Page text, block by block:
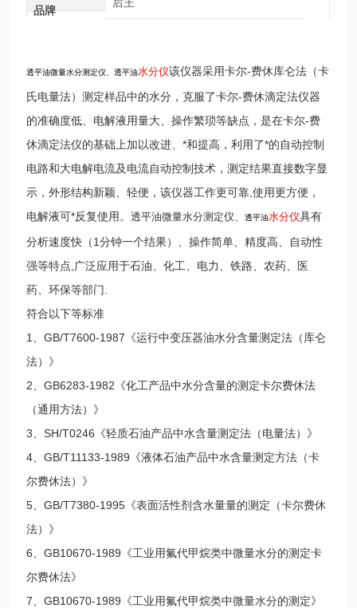
品牌
透平油微量水分测定仪、透平油水分仪该仪器采用卡尔-费休库仑法（卡
氏电量法）测定样品中的水分，克服了卡尔-费休滴定法仪器
的准确度低、电解液用量大、操作繁琐等缺点，是在卡尔-费
休滴定法仪的基础上加以改进、*和提高，利用了*的自动控制
电路和大电解电流及电流自动控制技术，测定结果直接数字显
示，外形结构新颖、轻便，该仪器工作更可靠,使用更方便，
电解液可*反复使用。透平油微量水分测定仪、透平油水分仪具有
分析速度快（1分钟一个结果）、操作简单、精度高、自动性
强等特点,广泛应用于石油、化工、电力、铁路、农药、医
药、环保等部门.
符合以下等标准
1、GB/T7600-1987《运行中变压器油水分含量测定法（库仑
法）》
2、GB6283-1982《化工产品中水分含量的测定卡尔费休法
（通用方法）》
3、SH/T0246《轻质石油产品中水含量测定法（电量法）》
4、GB/T11133-1989《液体石油产品中水含量测定方法（卡
尔费休法）》
5、GB/T7380-1995《表面活性剂含水量量的测定（卡尔费休
法）》
6、GB10670-1989《工业用氟代甲烷类中微量水分的测定卡
尔费休法》
7、GB10670-1989《工业用氟代甲烷类中微量水分的测定》